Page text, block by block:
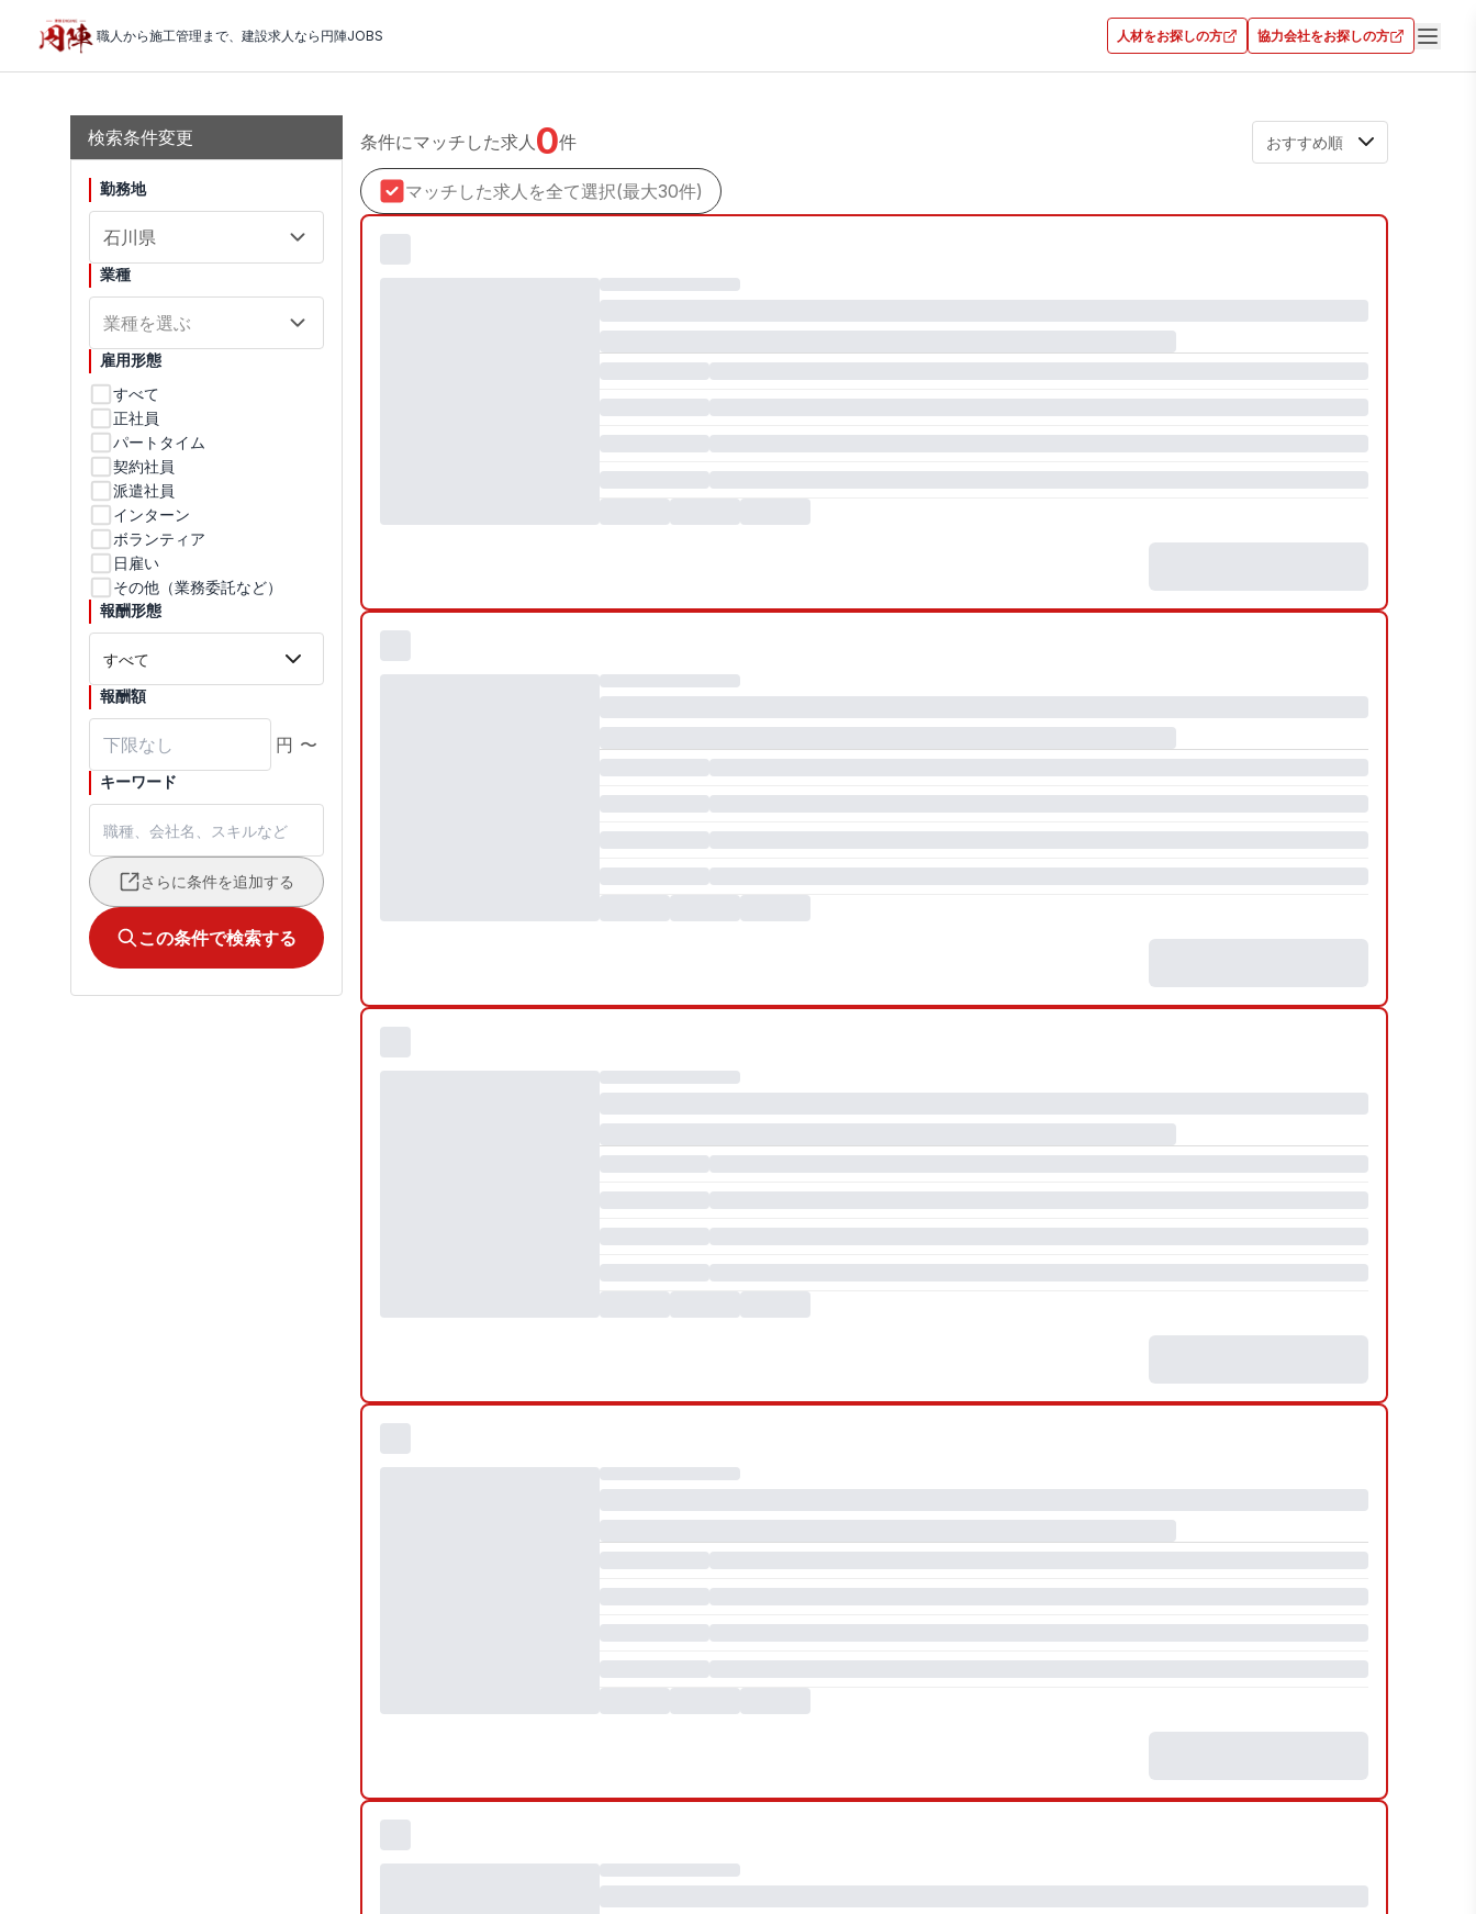
職人から施工管理まで、建設求人なら円陣JOBS 人材をお探しの方 協力会社をお探しの方
検索条件変更
勤務地
石川県
業種
業種を選ぶ
雇用形態
すべて
正社員
パートタイム
契約社員
派遣社員
インターン
ボランティア
日雇い
その他（業務委託など）
報酬形態
報酬額
円 〜
キーワード
さらに条件を追加する
この条件で検索する
条件にマッチした求人 0件
マッチした求人を全て選択(最大30件)